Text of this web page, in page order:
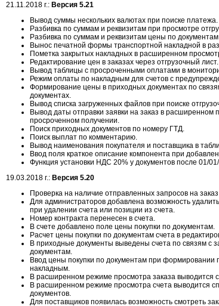
21.11.2018 г.: Версия 5.21
Вывод суммы нескольких валютах при поиске платежа.
Разбивка по суммам и реквизитам при просмотре
Разбивка по суммам и реквизитам цены по
Вынос печатной формы транспортной накладной в
Пометка закрытых накладных в расширенном
Редактирование цен в заказах через отгрузочный лист.
Вывод таблицы с просроченными оплатами в
Режим оплаты по накладным для счетов с
Формирование цены в приходных документах по
документах.
Вывод списка загруженных файлов при поиске
Вывод даты отправки заявки на заказ в расширенном
просроченном получении.
Поиск приходных документов по номеру ГТД.
Поиск выплат по комментарию.
Вывод наименования покупателя и поставщика в
Ввод поля краткое описание компонента при
Функция установки НДС 20% у документов после 01/
19.03.2018 г.: Версия 5.20
Проверка на наличие отправленных запросов на
Для администраторов добавлена возможность
при удалении счета или позиции из счета.
Номер контракта перенесен в счета.
В счете добавлено поле цены покупки по документам.
Расчет цены покупки по документам счета в
В приходные документы выведены счета по связям с
документам.
Ввод цены покупки по документам при
накладным.
В расширенном режиме просмотра заказа выводится
В расширенном режиме просмотра счета выводится
документов.
Для поставщиков появилась возможность смотреть